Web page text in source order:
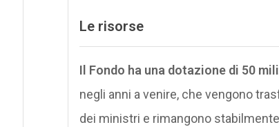
Le risorse
Il Fondo ha una dotazione di 50
negli anni a venire, che vengono
dei ministri e rimangono